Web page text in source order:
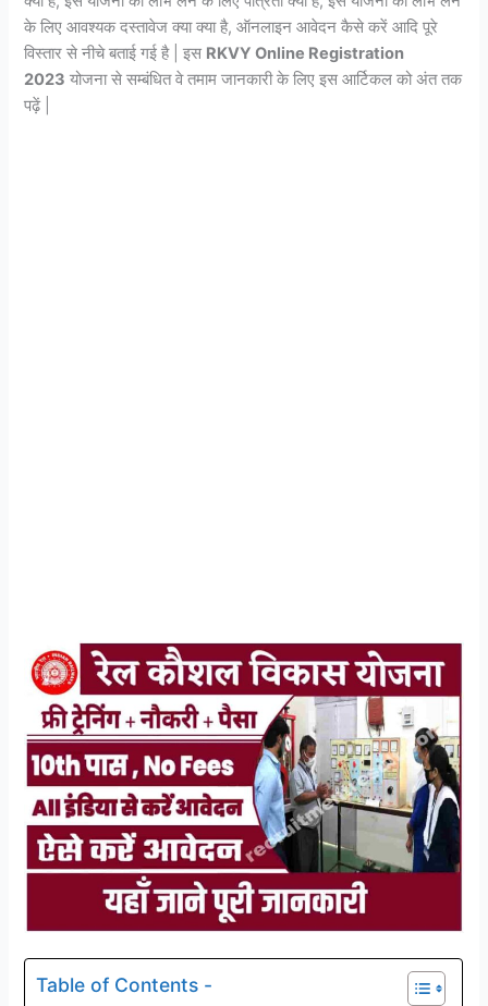
के लिए आवश्यक दस्तावेज क्या क्या है, ऑनलाइन आवेदन कैसे करें आदि पूरे
विस्तार से नीचे बताई गई है | इस RKVY Online Registration
2023 योजना से सम्बंधित वे तमाम जानकारी के लिए इस आर्टिकल को अंत तक
पढ़ें |
Table of Contents -